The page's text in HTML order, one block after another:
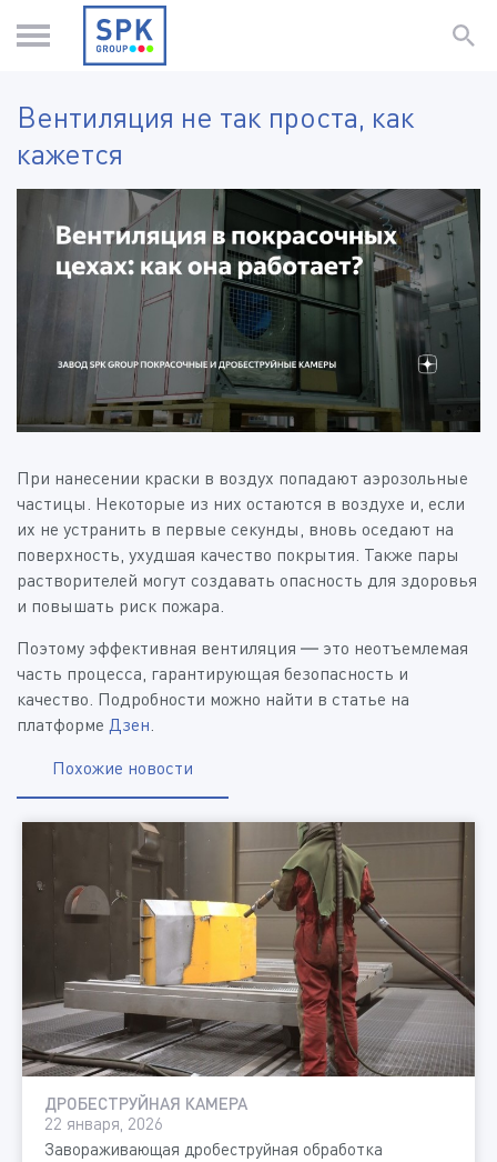
Вентиляция не так проста, как
кажется
При нанесении краски в воздух попадают аэрозольные
частицы. Некоторые из них остаются в воздухе и, если
их не устранить в первые секунды, вновь оседают на
поверхность, ухудшая качество покрытия. Также пары
растворителей могут создавать опасность для здоровья
и повышать риск пожара.
Поэтому эффективная вентиляция — это неотъемлемая
часть процесса, гарантирующая безопасность и
качество. Подробности можно найти в статье на
платформе Дзен.
Похожие новости
ДРОБЕСТРУЙНАЯ КАМЕРА
22 января, 2026
Завораживающая дробеструйная обработка